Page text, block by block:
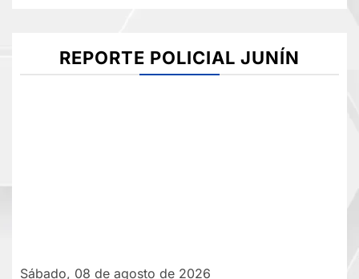
REPORTE POLICIAL JUNÍN
Sábado, 08 de agosto de 2026